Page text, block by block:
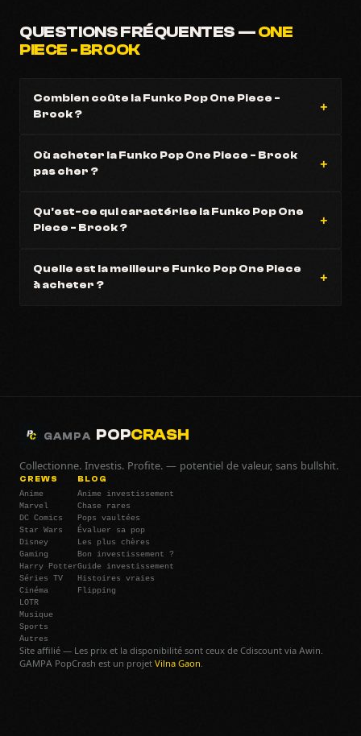
QUESTIONS FRÉQUENTES —ONE
PIECE - BROOK
Combien coûte la Funko Pop One Piece -
Brook ?
Où acheter la Funko Pop One Piece - Brook
pas cher ?
Qu'est-ce qui caractérise la Funko Pop One
Piece - Brook ?
Quelle est la meilleure Funko Pop One Piece
à acheter ?
GAMPA POPCRASH
Collectionne. Investis. Profite. — potentiel de valeur, sans bullshit.
CREWS
Anime
Marvel
DC Comics
Star Wars
Disney
Gaming
Harry Potter
Séries TV
Cinéma
LOTR
Musique
Sports
Autres
BLOG
Anime investissement
Chase rares
Pops vaultées
Évaluer sa pop
Les plus chères
Bon investissement ?
Guide investissement
Histoires vraies
Flipping
Site affilié — Les prix et la disponibilité sont ceux de Cdiscount via Awin.
GAMPA PopCrash est un projet Vilna Gaon.